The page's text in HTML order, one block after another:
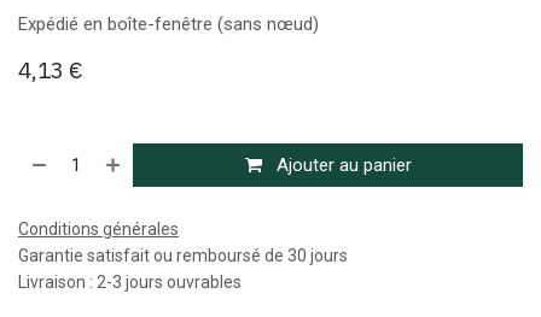
Expédié en boîte-fenêtre (sans nœud)
4,13 €
Ajouter au panier
Conditions générales
Garantie satisfait ou remboursé de 30 jours
Livraison : 2-3 jours ouvrables